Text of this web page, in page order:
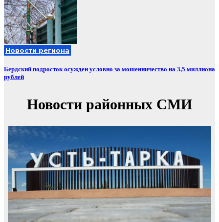
Новости региона
Бердский подросток осужден условно за мошенничество на 3,5 миллиона
рублей